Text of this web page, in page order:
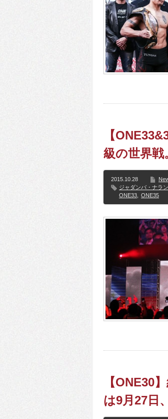
【
級の世界
2015.10.28
ジャダンバ・ナラ
ONE33
ONE35
【ONE30
は9月27日